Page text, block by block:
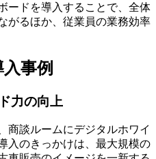
ードを導入することで、全体
がるほか、従業員の業務効率
事例
力の向上
商談ルームにデジタルホワイ
入のきっかけは、最大規模の